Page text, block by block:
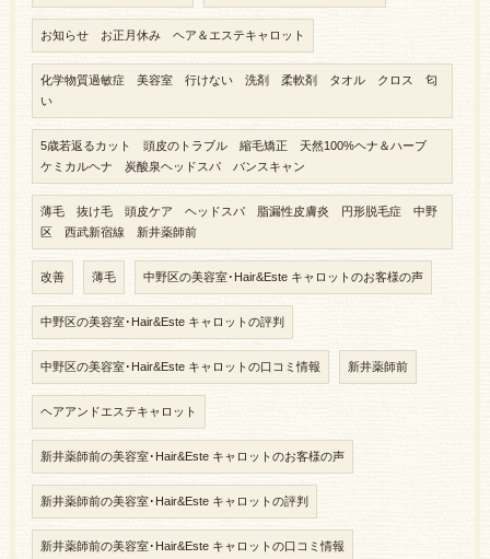
お知らせ お正月休み ヘア＆エステキャロット
化学物質過敏症 美容室 行けない 洗剤 柔軟剤 タオル クロス 匂
い
5歳若返るカット 頭皮のトラブル 縮毛矯正 天然100%ヘナ＆ハーブ
ケミカルヘナ 炭酸泉ヘッドスパ バンスキャン
薄毛 抜け毛 頭皮ケア ヘッドスパ 脂漏性皮膚炎 円形脱毛症 中野
区 西武新宿線 新井薬師前
改善 薄毛 中野区の美容室･Hair&Este キャロットのお客様の声
中野区の美容室･Hair&Este キャロットの評判
中野区の美容室･Hair&Este キャロットの口コミ情報 新井薬師前
ヘアアンドエステキャロット
新井薬師前の美容室･Hair&Este キャロットのお客様の声
新井薬師前の美容室･Hair&Este キャロットの評判
新井薬師前の美容室･Hair&Este キャロットの口コミ情報